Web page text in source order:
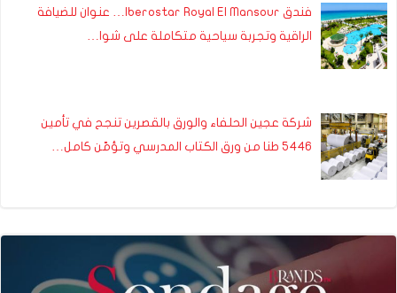
فندق Iberostar Royal El Mansour… عنوان للضيافة
الراقية وتجربة سياحية متكاملة على شوا…
شركة عجين الحلفاء والورق بالقصرين تنجح في تأمين
5446 طنا من ورق الكتاب المدرسي وتؤمّن كامل…